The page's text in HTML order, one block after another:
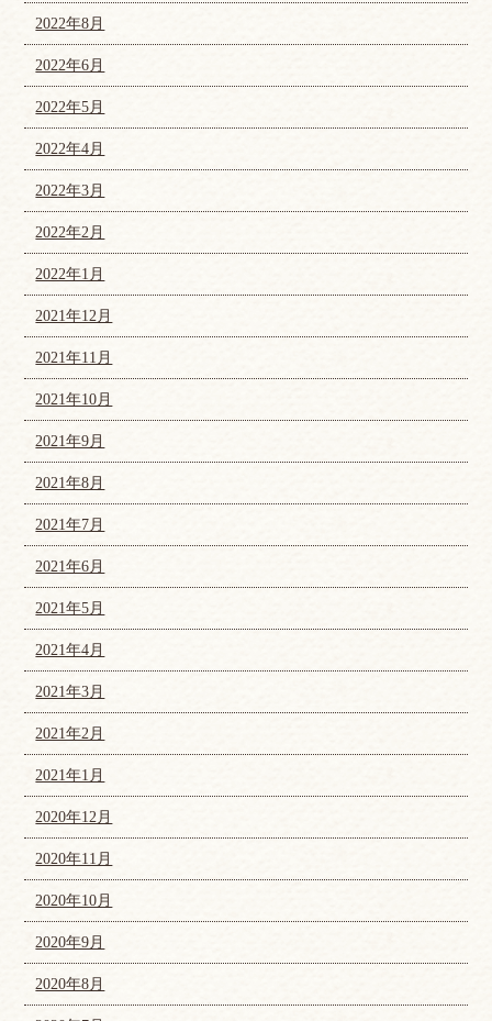
2022年8月
2022年6月
2022年5月
2022年4月
2022年3月
2022年2月
2022年1月
2021年12月
2021年11月
2021年10月
2021年9月
2021年8月
2021年7月
2021年6月
2021年5月
2021年4月
2021年3月
2021年2月
2021年1月
2020年12月
2020年11月
2020年10月
2020年9月
2020年8月